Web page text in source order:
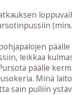
leikkaa
päälle
Minä
sain pulliin